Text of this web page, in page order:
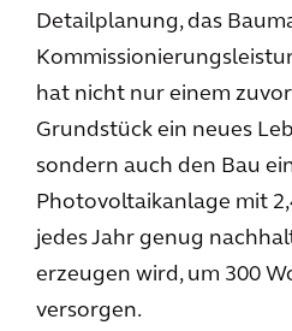
Detailplanung, das
hat nicht nur einem
Grundstück ein neues
sondern auch den Bau
Photovoltaikanlage mit
jedes Jahr genug
erzeugen wird, um 300
versorgen.